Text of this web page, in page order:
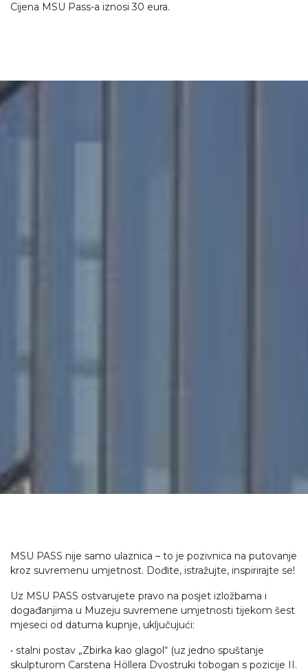
Cijena MSU Pass-a iznosi 30 eura.
MSU PASS nije samo ulaznica – to je pozivnica na putovanje
kroz suvremenu umjetnost. Dođite, istražujte, inspirirajte se!
Uz MSU PASS ostvarujete pravo na posjet izložbama i
događanjima u Muzeju suvremene umjetnosti tijekom šest
mjeseci od datuma kupnje, uključujući:
• stalni postav „Zbirka kao glagol“ (uz jedno spuštanje
skulpturom Carstena Höllera Dvostruki tobogan s pozicije II.